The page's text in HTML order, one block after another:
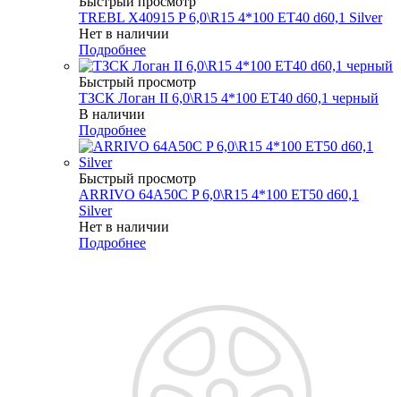
TREBL X40915 P 6,0\R15 4*100 ET40 d60,1 Silver
Нет в наличии
Подробнее
Быстрый просмотр
ТЗСК Логан II 6,0\R15 4*100 ET40 d60,1 черный
В наличии
Подробнее
Быстрый просмотр
ARRIVO 64A50C P 6,0\R15 4*100 ET50 d60,1
Silver
Нет в наличии
Подробнее